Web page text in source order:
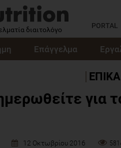
διαιτολόγο PORTAL
Επάγγελμα
για
12 Οκτωβρίου 2016